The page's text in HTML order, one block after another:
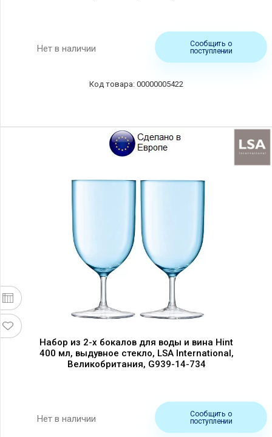
Нет в наличии
Сообщить о
поступлении
00000005422
Набор из 2-х бокалов для воды и вина Hint
400 мл, выдувное стекло, LSA International,
Великобритания, G939-14-734
Нет в наличии
Сообщить о
поступлении